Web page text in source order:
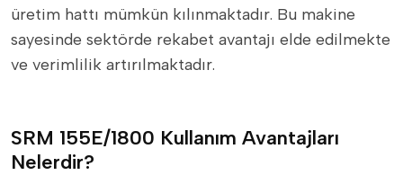
üretim hattı mümkün kılınmaktadır. Bu makine
sayesinde sektörde rekabet avantajı elde edilmekte
ve verimlilik artırılmaktadır.
SRM 155E/1800 Kullanım Avantajları
Nelerdir?